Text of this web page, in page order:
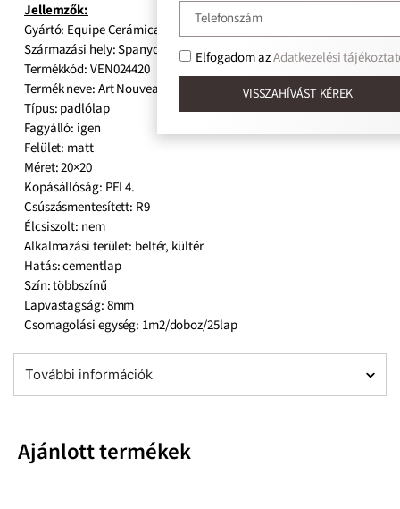
Jellemzők:
Gyártó: Equipe Cerámicas
Származási hely: Spanyol
Termékkód: VEN024420
Termék neve: Art Nouveau Alameda Grey
Típus: padlólap
Fagyálló: igen
Felület: matt
Méret: 20×20
Kopásállóság: PEI 4.
Csúszásmentesített: R9
Élcsiszolt: nem
Alkalmazási terület: beltér, kültér
Hatás: cementlap
Szín: többszínű
Lapvastagság: 8mm
Csomagolási egység: 1m2/doboz/25lap
További információk
Ajánlott termékek
Elfogadom azAdatkezelési
VISSZAHÍVÁST KÉREK